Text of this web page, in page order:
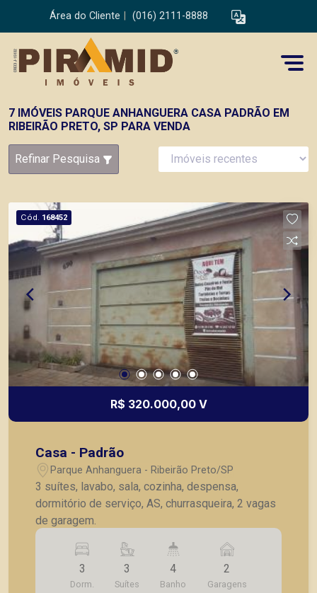
Área do Cliente (016) 2111-8888
7 IMÓVEIS PARQUE ANHANGUERA CASA PADRÃO EM
RIBEIRÃO PRETO, SP PARA VENDA
Refinar Pesquisa
Cód. 168452
R$ 320.000,00 V
Casa - Padrão
Parque Anhanguera - Ribeirão Preto/SP
3 suítes, lavabo, sala, cozinha, despensa,
dormitório de serviço, AS, churrasqueira, 2 vagas
de garagem.
3
Dorm.
3
Suítes
4
Banho
2
Garagens